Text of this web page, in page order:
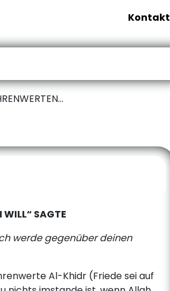
Kontakt
WILL“ SAGTE
werde gegenüber deinen
Al-Khidr (Friede sei auf